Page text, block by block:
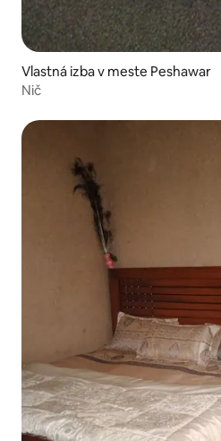
Vlastná izba v meste Peshawar
Nič